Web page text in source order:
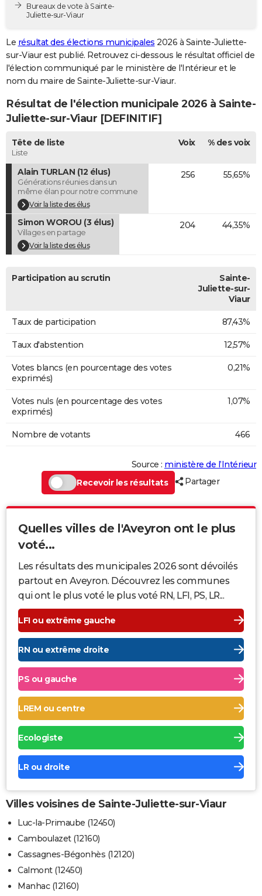
Destinations
City break
Voyage nature
Voyage de noces
Forum
PHOTO
GUIDES D'ACHAT
CARTE DE VOEUX
Carte de Noël
Carte Bonne année
Carte Saint-Valentin
Carte Pâques
Carte d'anniversaire
DICTIONNAIRE
COPAINS D'AVANT
S'inscrire
Se connecter
Lycées
Collèges
Primaires
Universités
Entreprises
Service militaire
Avis de recherche
AVIS DE DÉCÈS
FORUM
Bricolage
Lifestyle
Culture
Sport
Auto
Television
Voyage
Cinema
Bureaux de vote à Sainte-
Juliette-sur-Viaur
Le résultat des élections municipales 2026 à Sainte-Juliette-
sur-Viaur est publié. Retrouvez ci-dessous le résultat officiel de
l'élection communiqué par le ministère de l'Intérieur et le
nom du maire de Sainte-Juliette-sur-Viaur.
Résultat de l'élection municipale 2026 à Sainte-
Juliette-sur-Viaur [DEFINITIF]
Tête de liste
Liste
Voix % des voix
Alain TURLAN (12 élus)
Générations réunies dans un
même élan pour notre commune
Voir la liste des élus
256 55,65%
Simon WOROU (3 élus)
Villages en partage
Voir la liste des élus
204 44,35%
Participation au scrutin
Sainte-
Juliette-sur-
Viaur
Taux de participation 87,43%
Taux d'abstention 12,57%
Votes blancs (en pourcentage des votes
exprimés)
0,21%
Votes nuls (en pourcentage des votes
exprimés)
1,07%
Nombre de votants 466
Source : ministère de l’Intérieur
Recevoir les résultats
Partager
Quelles villes de l'Aveyron ont le plus
voté...
Les résultats des municipales 2026 sont dévoilés
partout en Aveyron. Découvrez les communes
qui ont le plus voté le plus voté RN, LFI, PS, LR...
LFI ou extrême gauche
RN ou extrême droite
PS ou gauche
LREM ou centre
Ecologiste
LR ou droite
Villes voisines de Sainte-Juliette-sur-Viaur
Luc-la-Primaube (12450)
Camboulazet (12160)
Cassagnes-Bégonhès (12120)
Calmont (12450)
Manhac (12160)